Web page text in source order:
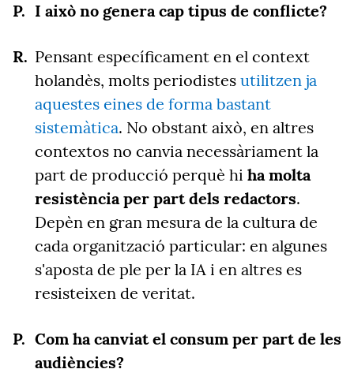
I això no genera cap tipus de conflicte?
Pensant específicament en el context
holandès, molts periodistes utilitzen ja
aquestes eines de forma bastant
sistemàtica. No obstant això, en altres
contextos no canvia necessàriament la
part de producció perquè hi ha molta
resistència per part dels redactors.
Depèn en gran mesura de la cultura de
cada organització particular: en algunes
s'aposta de ple per la IA i en altres es
resisteixen de veritat.
Com ha canviat el consum per part de les
audiències?